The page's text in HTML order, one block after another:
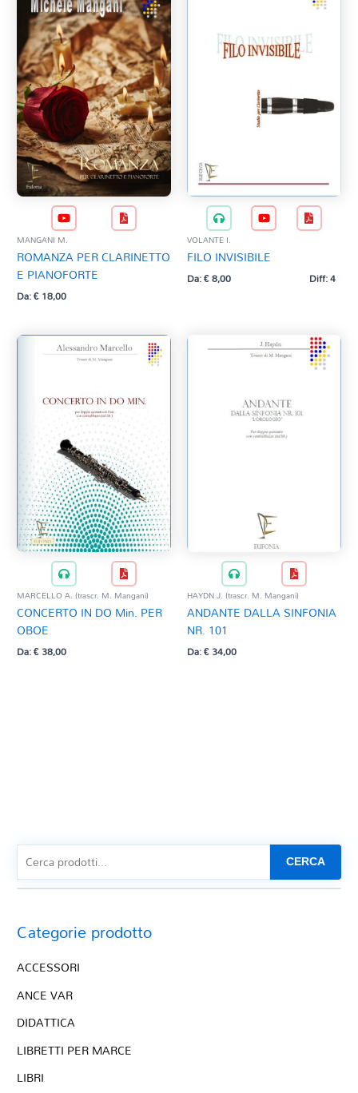
MANGANI M.
ROMANZA PER CLARINETTO
E PIANOFORTE
Da:€18,00
VOLANTE I.
FILO INVISIBILE
Da:€8,00 Diff: 4
MARCELLO A. (trascr. M. Mangani)
CONCERTO IN DO Min. PER
OBOE
Da:€38,00
HAYDN J. (trascr. M. Mangani)
ANDANTE DALLA SINFONIA
NR. 101
Da:€34,00
CERCA
Categorie prodotto
ACCESSORI
ANCE VAR
DIDATTICA
LIBRETTI PER MARCE
LIBRI